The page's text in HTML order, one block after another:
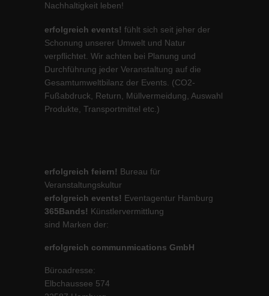
Nachhaltigkeit leben!
erfolgreich events! fühlt sich seit jeher der
Schonung unserer Umwelt und Natur
verpflichtet. Wir achten bei Planung und
Durchführung jeder Veranstaltung auf die
Gesamtumweltbilanz der Events. (CO2-
Fußabdruck, Return, Müllvermeidung, Auswahl
Produkte, Transportmittel etc.)
erfolgreich feiern! Bureau für
Veranstaltungskultur
erfolgreich events! Eventagentur Hamburg
365Bands! Künstlervermittlung
sind Marken der:
erfolgreich communmications GmbH
Büroadresse:
Elbchaussee 574